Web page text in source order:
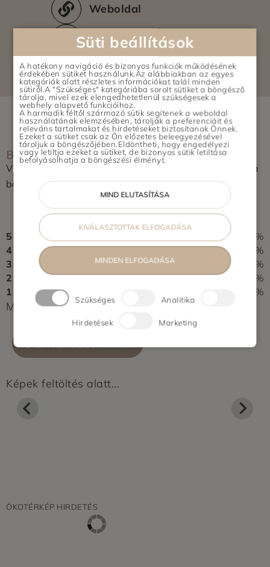
Weboldal
36 94 501 475
BOLT ÉRTÉKELÉSE
Vásároltál az üzletben? Segítsd a többieket, értékeld a
boltot és írj pár soros véleményt.
0 vélemény alapján
5
0%
4
0%
3
0%
2
0%
1
0%
Még nem érkezett értékelés. Légy Te az első!
Képek feltöltés alatt...
ÖKOTÉRKÉP HIRDETÉS
Süti beállítások
A hatékony navigáció és bizonyos funkciók működésének
érdekében sütiket használunk.Az alábbiakban az egyes
kategóriák alatt részletes információkat talál minden
sütiről.A "Szükséges" kategóriába sorolt sütiket a böngésző
tárolja, mivel ezek elengedhetetlenül szükségesek a
webhely alapvető funkcióihoz.
A harmadik féltől származó sütik segítenek a weboldal
használatának elemzésében, tárolják a preferenciáit és
releváns tartalmakat és hirdetéseket biztosítanak Önnek.
Ezeket a sütiket csak az Ön előzetes beleegyezésével
tároljuk a böngészőjében.Eldöntheti, hogy engedélyezi
vagy letiltja ezeket a sütiket, de bizonyos sütik letiltása
befolyásolhatja a böngészési élményt.
MIND ELUTASÍTÁSA
KIVÁLASZTOTTAK ELFOGADÁSA
MINDEN ELFOGADÁSA
Szükséges Analitika
Hirdetések Marketing